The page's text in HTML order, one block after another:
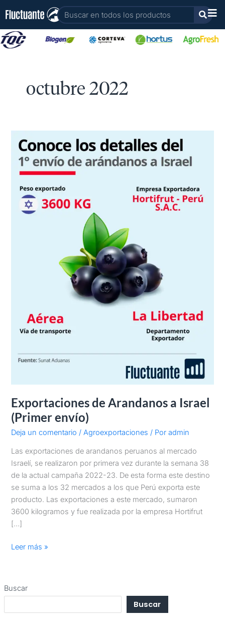
contenido
Buscar
octubre 2022
Exportaciones de Arandanos a Israel
(Primer envío)
Deja un comentario /Agroexportaciones / Poradmin
Las exportaciones de arandanos peruanos al mercado
Israelí, se realizaron por primera vez durante la semana 38
de la actual campaña 2022-23. De esta forma este destino
se suma a los 32 mercados a los que Perú exporta este
producto. Las exportaciones a este mercado, sumaron
3600 kilogramos y fue realizada por la empresa Hortifrut
[…]
de
Arandanos
Israel
(Primer
envío)
Leer más »
Buscar
Buscar